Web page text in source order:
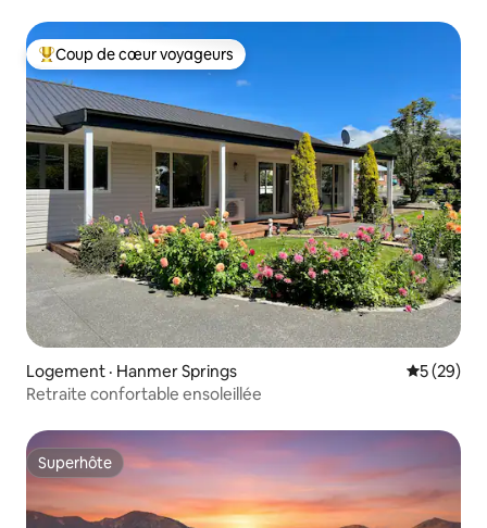
Coup de cœur voyageurs parmi les plus aimés
Coup de cœur voyageurs
Logement · Hanmer Springs Note
5 (29)
Retraite confortable ensoleillée
Superhôte
Superhôte